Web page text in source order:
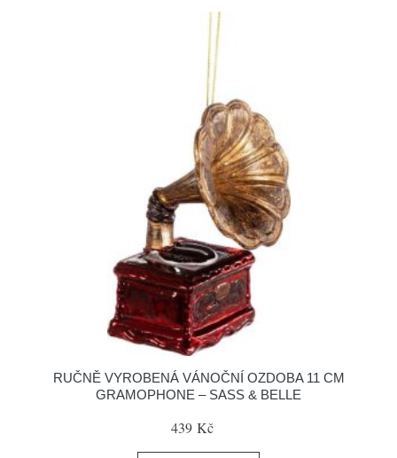
RUČNĚ VYROBENÁ VÁNOČNÍ OZDOBA 11 CM
GRAMOPHONE – SASS & BELLE
439 Kč